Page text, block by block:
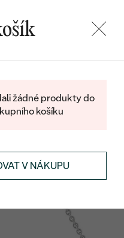
BLACK FRIDAY: −25
MÍRU DOMLUVIT SI
SPIRITUALITA A
žádné produkty do
košíku
V NÁKUPU